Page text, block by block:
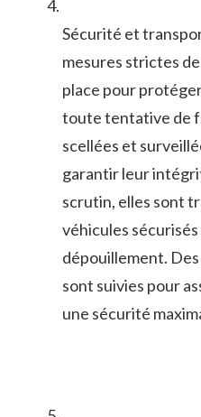
Sécurité et
mesures strictes
place pour
toute⁣ tentative de⁣
scellées ‍et
garantir leur
scrutin, elles sont
véhicules
dépouillement.
sont suivies pour
une sécurité